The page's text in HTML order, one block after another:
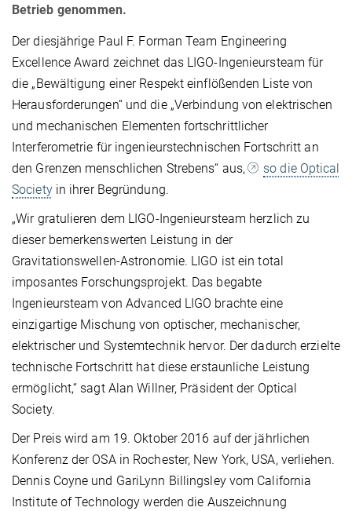
Betrieb genommen.
Der diesjährige Paul F. Forman Team Engineering
Excellence Award zeichnet das LIGO-Ingenieursteam für
die „Bewältigung einer Respekt einflößenden Liste von
Herausforderungen“ und die „Verbindung von elektrischen
und mechanischen Elementen fortschrittlicher
Interferometrie für ingenieurstechnischen Fortschritt an
den Grenzen menschlichen Strebens“ aus,
so die Optical
Societyin ihrer Begründung.
„Wir gratulieren dem LIGO-Ingenieursteam herzlich zu
dieser bemerkenswerten Leistung in der
Gravitationswellen-Astronomie. LIGO ist ein total
imposantes Forschungsprojekt. Das begabte
Ingenieursteam von Advanced LIGO brachte eine
einzigartige Mischung von optischer, mechanischer,
elektrischer und Systemtechnik hervor. Der dadurch erzielte
technische Fortschritt hat diese erstaunliche Leistung
ermöglicht,“ sagt Alan Willner, Präsident der Optical
Society.
Der Preis wird am 19. Oktober 2016 auf der jährlichen
Konferenz der OSA in Rochester, New York, USA, verliehen.
Dennis Coyne und GariLynn Billingsley vom California
Institute of Technology werden die Auszeichnung